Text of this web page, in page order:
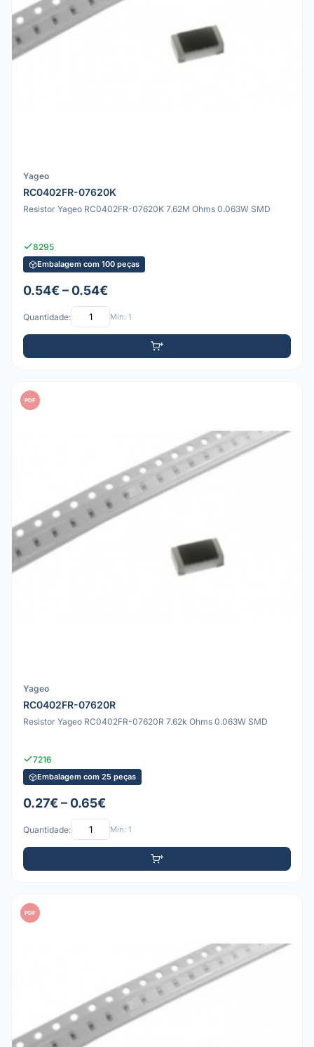
Yageo
RC0402FR-07620K
Resistor Yageo RC0402FR-07620K 7.62M Ohms 0.063W SMD
8295
Embalagem com 100 peças
0.54€ – 0.54€
Quantidade: Mín: 1
PDF
Yageo
RC0402FR-07620R
Resistor Yageo RC0402FR-07620R 7.62k Ohms 0.063W SMD
7216
Embalagem com 25 peças
0.27€ – 0.65€
Quantidade: Mín: 1
PDF